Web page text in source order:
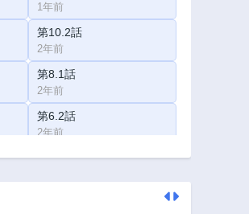
1年前
第10.2話
2年前
第8.1話
2年前
第6.2話
2年前
第4.2話